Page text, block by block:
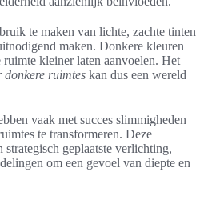
te maken van lichte, zachte tinten
maken. Donkere kleuren
ruimte kleiner laten aanvoelen. Het
donkere ruimtes kan dus een wereld
vaak met succes slimmigheden
te transformeren. Deze
strategisch geplaatste verlichting,
om een gevoel van diepte en